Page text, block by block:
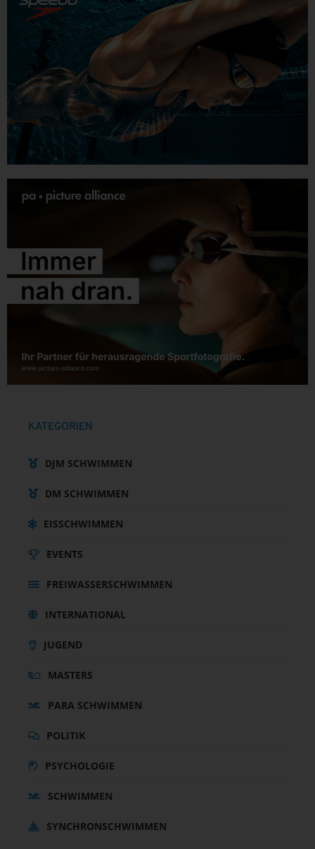
KATEGORIEN
DJM SCHWIMMEN
DM SCHWIMMEN
EISSCHWIMMEN
EVENTS
FREIWASSERSCHWIMMEN
INTERNATIONAL
JUGEND
MASTERS
PARA SCHWIMMEN
POLITIK
PSYCHOLOGIE
SCHWIMMEN
SYNCHRONSCHWIMMEN